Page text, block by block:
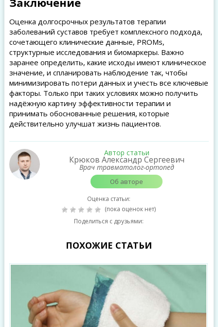
Оценка долгосрочных результатов терапии
заболеваний суставов требует комплексного подхода,
сочетающего клинические данные, PROMs,
структурные исследования и биомаркеры. Важно
заранее определить, какие исходы имеют клиническое
значение, и спланировать наблюдение так, чтобы
минимизировать потери данных и учесть все ключевые
факторы. Только при таких условиях можно получить
надёжную картину эффективности терапии и
принимать обоснованные решения, которые
действительно улучшат жизнь пациентов.
Автор статьи
Крюков Александр Сергеевич
Врач травматолог-ортопед
Об авторе
Оценка статьи:
(пока оценок нет)
Поделиться с друзьями:
ПОХОЖИЕ СТАТЬИ